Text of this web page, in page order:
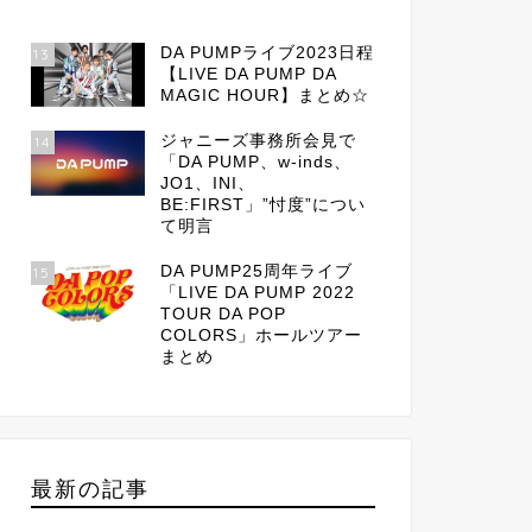
13
DA PUMPライブ2023日程
【LIVE DA PUMP DA
MAGIC HOUR】まとめ☆
14
ジャニーズ事務所会見で
「DA PUMP、w-inds、
JO1、INI、
BE:FIRST」”忖度”につい
て明言
15
DA PUMP25周年ライブ
「LIVE DA PUMP 2022
TOUR DA POP
COLORS」ホールツアー
まとめ
最新の記事